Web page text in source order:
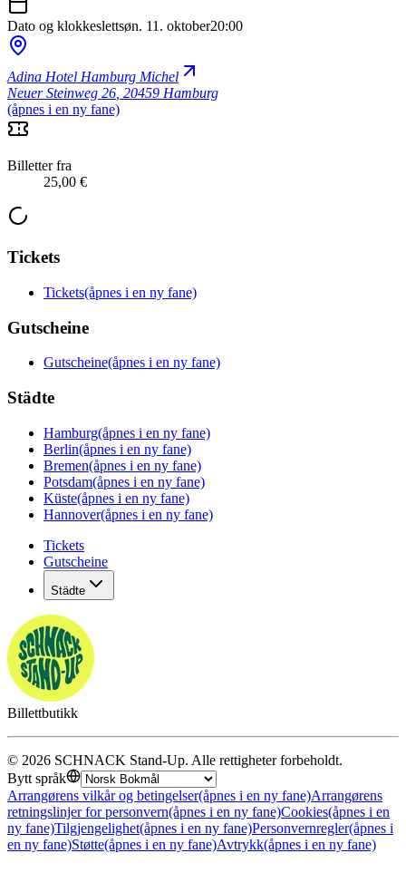
Dato og klokkeslettsøn. 11. oktober20:00
Adina Hotel Hamburg Michel
Neuer Steinweg 26, 20459 Hamburg
(åpnes i en ny fane)
Billetter fra
25,00 €
Tickets
Tickets(åpnes i en ny fane)
Gutscheine
Gutscheine(åpnes i en ny fane)
Städte
Hamburg(åpnes i en ny fane)
Berlin(åpnes i en ny fane)
Bremen(åpnes i en ny fane)
Potsdam(åpnes i en ny fane)
Küste(åpnes i en ny fane)
Hannover(åpnes i en ny fane)
Tickets
Gutscheine
Städte
Billettbutikk
© 2026 SCHNACK Stand-Up. Alle rettigheter forbeholdt.
Bytt språk
Arrangørens vilkår og betingelser(åpnes i en ny fane)Arrangørens
retningslinjer for personvern(åpnes i en ny fane)Cookies(åpnes i en
ny fane)Tilgjengelighet(åpnes i en ny fane)Personvernregler(åpnes i
en ny fane)Støtte(åpnes i en ny fane)Avtrykk(åpnes i en ny fane)